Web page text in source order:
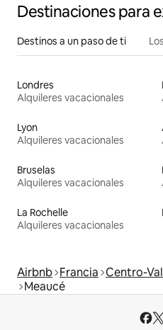
Destinaciones para
Destinos a un paso de ti
Londres
Alquileres vacacionales
Lyon
Alquileres vacacionales
Bruselas
Alquileres vacacionales
La Rochelle
Alquileres vacacionales
Airbnb Francia Centro-
Meaucé